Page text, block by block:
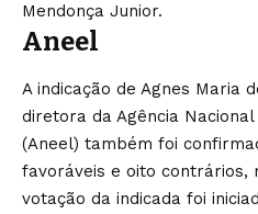
Mendonça Junior.
Aneel
A indicação de Agnes Maria
diretora da Agência
(Aneel) também foi
favoráveis e oito contrários,
votação da indicada foi